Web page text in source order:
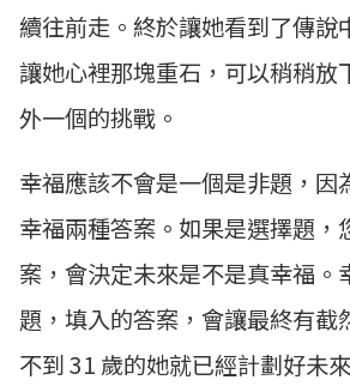
續往前走。終於讓她看到了傳說
讓她心裡那塊重石，可以稍稍放
外一個的挑戰。
幸福應該不會是一個是非題，因
幸福兩種答案。如果是選擇題，
案，會決定未來是不是真幸福。
題，填入的答案，會讓最終有截
不到 31 歲的她就已經計劃好未